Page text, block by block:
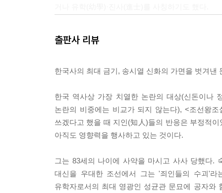
인이면 천인이 되던 양천제(兩賤制)가 예송논쟁의
농민들과 비슷한 처지에 떨어졌다. 농민 사회가
문이었다.
--- p. 394
있는 현재의 영향을 평가하게 해 주는 자료일 뿐
아야 한다. 또한 현 시대는 앞 시대를 이어받아 이
출판사 리뷰
한국사의 최대 금기, 송시열 신화의 가면을 벗겨낸
한국 역사상 가장 치열한 논란의 대상(신돈이나
논란의 비중에는 비교가 되지 않는다), <조선왕
쓰겠다고 했을 때 지인(知人)들의 반응은 부정적
아직도 영향력을 행사하고 있는 것이다.
그는 83세의 나이에 사약을 마시고 사사 당했다.
대신을 우대한 조선에서 그는 '죄인들의 수괴'
유학자로서의 최대 영광인 성균관 문묘에 공자와